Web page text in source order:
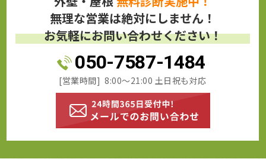
無理な営業は絶対にしません！
お気軽にお問い合わせください！
050-7587-1484
[営業時間] 8:00～21:00 土日祝も対応